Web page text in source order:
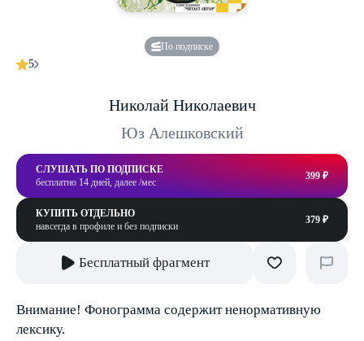
По подписке
5
Николай Николаевич
Юз Алешковский
СЛУШАТЬ ПО ПОДПИСКЕ
бесплатно 14 дней, далее /мес
399 ₽
КУПИТЬ ОТДЕЛЬНО
навсегда в профиле и без подписки
379 ₽
Бесплатный фрагмент
Внимание! Фонограмма содержит ненормативную
лексику.